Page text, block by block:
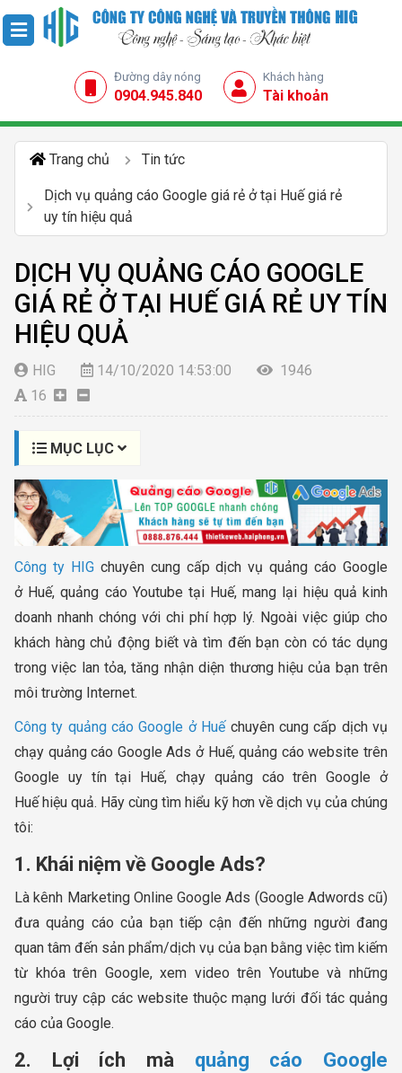
Đường dây nóng
0904.945.840
Khách hàng
Tài khoản
Trang chủ Tin tức
Dịch vụ quảng cáo Google giá rẻ ở tại Huế giá rẻ
uy tín hiệu quả
DỊCH VỤ QUẢNG CÁO GOOGLE
GIÁ RẺ Ở TẠI HUẾ GIÁ RẺ UY TÍN
HIỆU QUẢ
HIG 14/10/2020 14:53:00
1946
16
MỤC LỤC
Công ty HIGchuyên cung cấp dịch vụ quảng cáo Google
ở Huế, quảng cáo Youtube tại Huế, mang lại hiệu quả kinh
doanh nhanh chóng với chi phí hợp lý. Ngoài việc giúp cho
khách hàng chủ động biết và tìm đến bạn còn có tác dụng
trong việc lan tỏa, tăng nhận diện thương hiệu của bạn trên
môi trường Internet.
Công ty quảng cáo Google ở Huếchuyên cung cấp dịch vụ
chạy quảng cáo Google Ads ở Huế, quảng cáo website trên
Google uy tín tại Huế, chạy quảng cáo trên Google ở
Huế hiệu quả. Hãy cùng tìm hiểu kỹ hơn về dịch vụ của chúng
tôi:
1. Khái niệm về Google Ads?
Là kênh Marketing Online Google Ads (Google Adwords cũ)
đưa quảng cáo của bạn tiếp cận đến những người đang
quan tâm đến sản phẩm/dịch vụ của bạn bằng việc tìm kiếm
từ khóa trên Google, xem video trên Youtube và những
người truy cập các website thuộc mạng lưới đối tác quảng
cáo của Google.
2. Lợi ích mà quảng cáo Google